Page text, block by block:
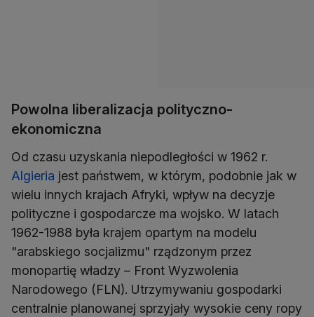
Powolna liberalizacja polityczno-
ekonomiczna
Od czasu uzyskania niepodległości w 1962 r.
Algieria jest państwem, w którym, podobnie jak w
wielu innych krajach Afryki, wpływ na decyzje
polityczne i gospodarcze ma wojsko. W latach
1962-1988 była krajem opartym na modelu
"arabskiego socjalizmu" rządzonym przez
monopartię władzy – Front Wyzwolenia
Narodowego (FLN). Utrzymywaniu gospodarki
centralnie planowanej sprzyjały wysokie ceny ropy